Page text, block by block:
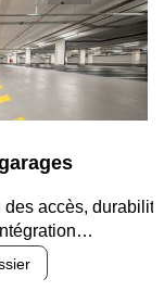
durabilité des